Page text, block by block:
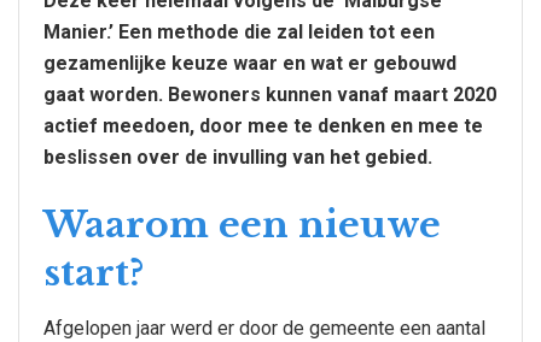
Manier.’ Een methode die zal leiden tot een
gezamenlijke keuze waar en wat er gebouwd
gaat worden. Bewoners kunnen vanaf maart 2020
actief meedoen, door mee te denken en mee te
beslissen over de invulling van het gebied.
Waarom een nieuwe
start?
Afgelopen jaar werd er door de gemeente een aantal